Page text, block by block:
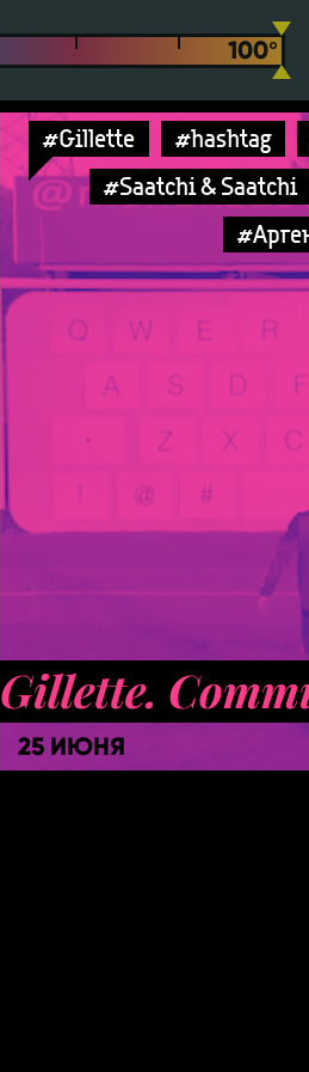
#Gillette #hashtag
#Saatchi & Saatchi
Gillette.
25 ИЮНЯ